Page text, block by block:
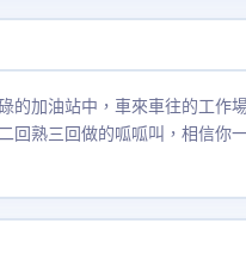
的加油站中，車來車往的工作
回熟三回做的呱呱叫，相信你